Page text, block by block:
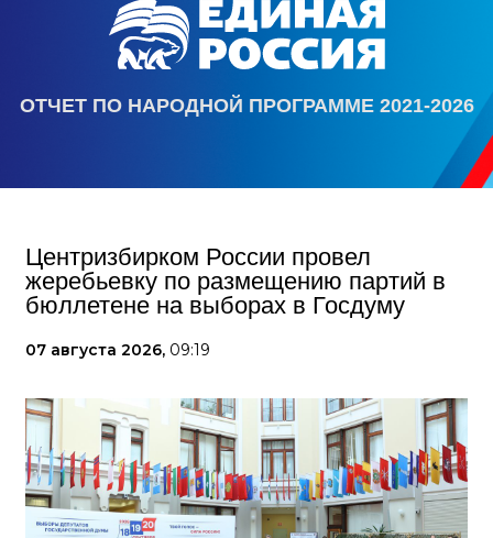
ОТЧЕТ ПО НАРОДНОЙ ПРОГРАММЕ 2021-2026
Центризбирком России провел
жеребьевку по размещению партий в
бюллетене на выборах в Госдуму
07 августа 2026, 09:19